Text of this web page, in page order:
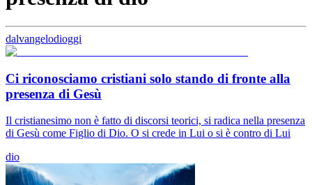
dalvangelodioggi
Ci riconosciamo cristiani solo stando di fronte alla
presenza di Gesù
Il cristianesimo non è fatto di discorsi teorici, si radica nella presenza
di Gesù come Figlio di Dio. O si crede in Lui o si è contro di Lui
dio